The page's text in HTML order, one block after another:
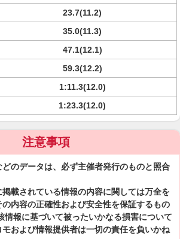
23.7(11.2)
35.0(11.3)
47.1(12.1)
59.3(12.2)
1:11.3(12.0)
1:23.3(12.0)
注意事項
のデータは、必ず主催者発行のものと照合
載されている情報の内容に関しては万全を
内容の正確性および安全性を保証するもの
情報に基づいて被ったいかなる損害について
および情報提供者は一切の責任を負いかね